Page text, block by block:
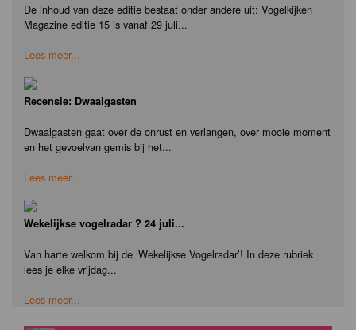
De inhoud van deze editie bestaat onder andere uit: Vogelkijken
Magazine editie 15 is vanaf 29 juli...
Lees meer...
Recensie: Dwaalgasten
Dwaalgasten gaat over de onrust en verlangen, over mooie moment
en het gevoelvan gemis bij het...
Lees meer...
Wekelijkse vogelradar ? 24 juli...
Van harte welkom bij de ‘Wekelijkse Vogelradar’! In deze rubriek
lees je elke vrijdag...
Lees meer...